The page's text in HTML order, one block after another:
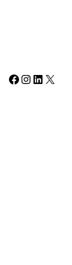
Facebook Instagram LinkedIn X